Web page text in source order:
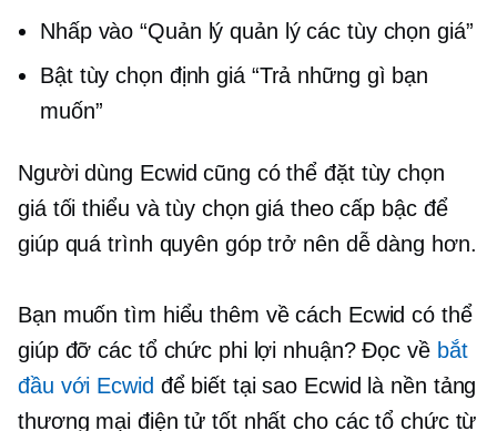
Nhấp vào “Quản lý quản lý các tùy chọn giá”
Bật tùy chọn định giá “Trả những gì bạn
muốn”
Người dùng Ecwid cũng có thể đặt tùy chọn
giá tối thiểu và tùy chọn giá theo cấp bậc để
giúp quá trình quyên góp trở nên dễ dàng hơn.
Bạn muốn tìm hiểu thêm về cách Ecwid có thể
giúp đỡ các tổ chức phi lợi nhuận? Đọc về bắt
đầu với Ecwid để biết tại sao Ecwid là nền tảng
thương mại điện tử tốt nhất cho các tổ chức từ